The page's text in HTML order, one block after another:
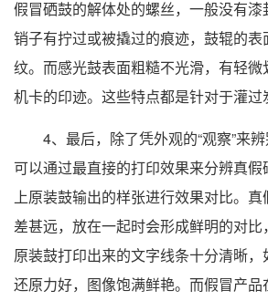
假冒硒鼓的解体处的螺丝，一般没有
销子有拧过或被撬过的痕迹，鼓辊的
纹。而感光鼓表面粗糙不光滑，有轻
机卡的印迹。这些特点都是针对于灌过
4、最后，除了凭外观的“观察”来辨
可以通过最直接的打印效果来分辨真
上原装鼓输出的样张进行效果对比。
差甚远，放在一起时会形成鲜明的对比
原装鼓打印出来的文字线条十分清晰
还原力好，图像饱满鲜艳。而假冒产